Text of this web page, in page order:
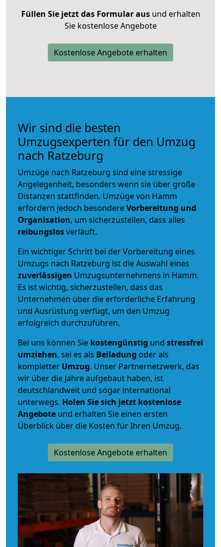
Füllen Sie jetzt das Formular ausund erhalten
Sie kostenlose Angebote
Kostenlose Angebote erhalten
Wir sind die besten
Umzugsexperten für den Umzug
nach Ratzeburg
Umzüge nach Ratzeburg sind eine stressige
Angelegenheit, besonders wenn sie über große
Distanzen stattfinden. Umzüge von Hamm
erfordern jedoch besondereVorbereitung und
Organisation, um sicherzustellen, dass alles
reibungslosverläuft.
Ein wichtiger Schritt bei der Vorbereitung eines
Umzugs nach Ratzeburg ist die Auswahl eines
zuverlässigen Umzugsunternehmens in Hamm.
Es ist wichtig, sicherzustellen, dass das
Unternehmen über die erforderliche Erfahrung
und Ausrüstung verfügt, um den Umzug
erfolgreich durchzuführen.
Bei uns können Sie kostengünstig und stressfrei
umziehen, sei es als Beiladung oder als
kompletter Umzug. Unser Partnernetzwerk, das
wir über die Jahre aufgebaut haben, ist
deutschlandweit und sogar international
unterwegs. Holen Sie sich jetzt kostenlose
Angebote und erhalten Sie einen ersten
Überblick über die Kosten für Ihren Umzug.
Kostenlose Angebote erhalten